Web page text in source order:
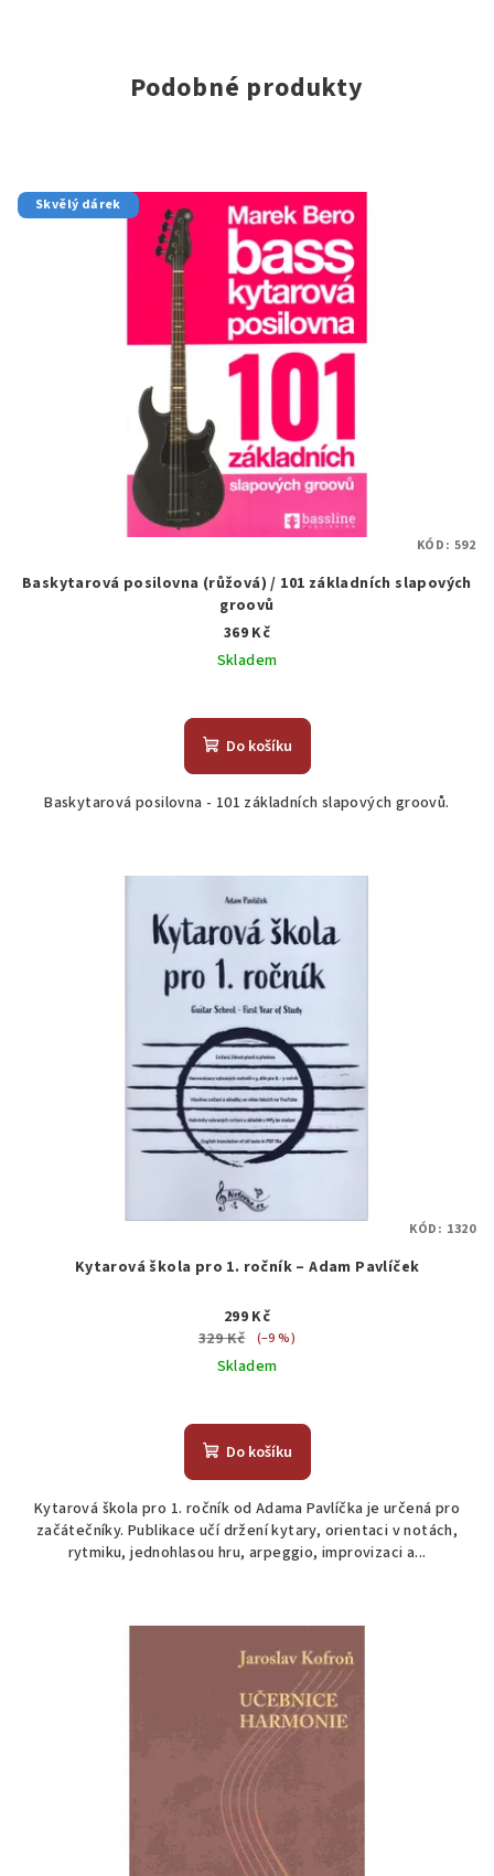
Podobné produkty
Skvělý dárek
Baskytarová posilovna (růžová) / 101 základních slapových
groovů
369 Kč
Skladem
Do košíku
Baskytarová posilovna - 101 základních slapových groovů.
KÓD: 592
Kytarová škola pro 1. ročník – Adam Pavlíček
299 Kč
329 Kč
(–9 %)
Skladem
Do košíku
Kytarová škola pro 1. ročník od Adama Pavlíčka je určená pro
začátečníky. Publikace učí držení kytary, orientaci v notách,
rytmiku, jednohlasou hru, arpeggio, improvizaci a...
KÓD: 1320